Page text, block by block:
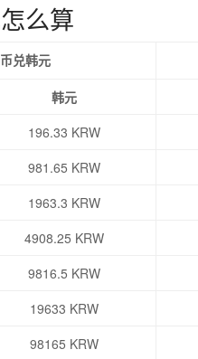
么算
兑韩元
韩元
196.33 KRW
981.65 KRW
1963.3 KRW
4908.25 KRW
9816.5 KRW
19633 KRW
98165 KRW